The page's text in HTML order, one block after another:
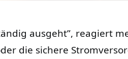
ausgeht”, reagiert
die sichere